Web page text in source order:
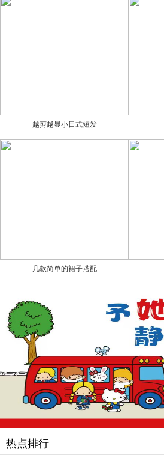
越剪越显小日式短发
几款简单的裙子搭配
热点排行